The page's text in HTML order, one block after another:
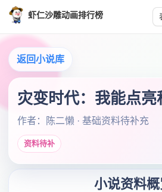
虾仁沙雕动画排行榜
返回小说库
灾变时代：我能点亮
作者：陈二懒 · 基础资料待补充
资料待补
小说资料